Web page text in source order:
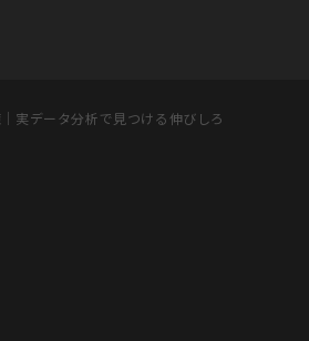
実データ分析で見つける伸びしろ